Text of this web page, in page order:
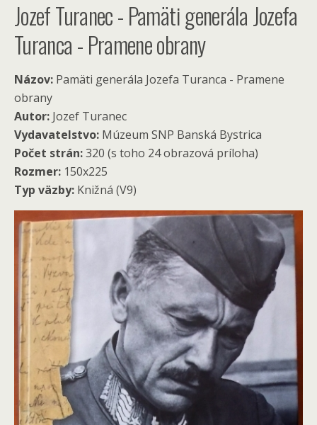
Jozef Turanec - Pamäti generála Jozefa
Turanca - Pramene obrany
Názov: Pamäti generála Jozefa Turanca - Pramene
obrany
Autor: Jozef Turanec
Vydavatelstvo: Múzeum SNP Banská Bystrica
Počet strán:320 (s toho 24 obrazová príloha)
Rozmer: 150x225
Typ väzby: Knižná (V9)